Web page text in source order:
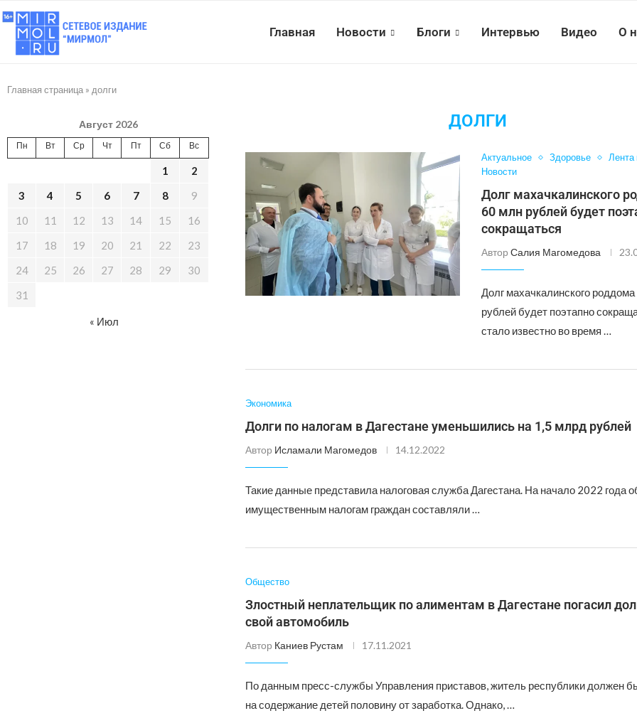
Главная Новости Блоги Интервью Видео О
Главная страница » долги
ДОЛГИ
Актуальное Здоровье
Лента
Новости
Долг махачкалинского
60 млн рублей будет
сокращаться
АвторСалия Магомедова
Долг махачкалинского
рублей будет поэтапно
стало известно во время …
Экономика
Долги по налогам в Дагестане уменьшились на 1,5 млрд рублей
Автор Исламали Магомедов 14.12.2022
Такие данные представила налоговая служба Дагестана. На начало 2022 года
имущественным налогам граждан составляли …
Общество
Злостный неплательщик по алиментам в Дагестане погасил
свой автомобиль
Автор Каниев Рустам 17.11.2021
По данным пресс-службы Управления приставов, житель республики должен
на содержание детей половину от заработка. Однако, …
Август 2026
Пн Вт Ср Чт Пт Сб Вс
1
2
3
4 5 6 7 8
9
10
11 12 13 14 15
16
17
18 19 20 21 22
23
24
25 26 27 28 29
30
31
« Июл